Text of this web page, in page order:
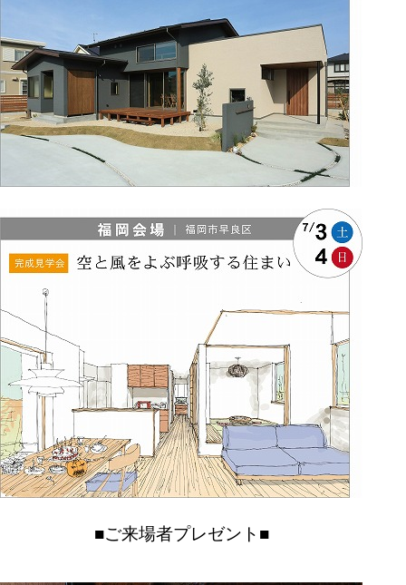
■ご来場者プレゼント■